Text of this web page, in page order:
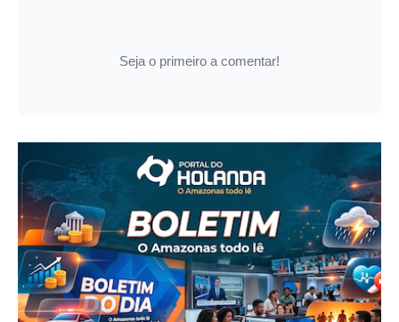
Seja o primeiro a comentar!